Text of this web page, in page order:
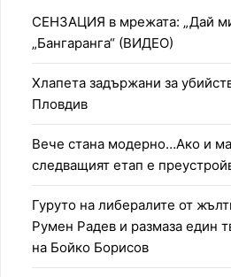
СЕНЗАЦИЯ в мрежата: „Дай
„Бангаранга“ (ВИДЕО)
Хлапета задържани за
Пловдив
Вече стана модерно…Ако и
следващият етап е
Гуруто на либералите от
Румен Радев и размаза един
на Бойко Борисов